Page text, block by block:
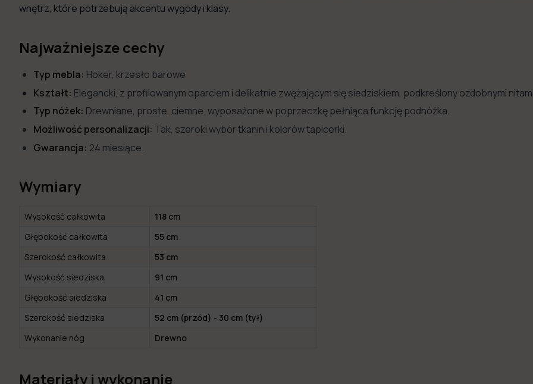
wnętrz, które potrzebują akcentu wygody i klasy.
Najważniejsze cechy
Typ mebla: Hoker, krzesło barowe
Kształt: Elegancki, z profilowanym oparciem i delikatnie zwężającym się siedziskiem, podkreślony ozdobnymi
Typ nóżek: Drewniane, proste, ciemne, wyposażone w poprzeczkę pełniąca funkcję podnóżka.
Możliwość personalizacji: Tak, szeroki wybór tkanin i kolorów tapicerki.
Gwarancja: 24 miesiące.
Wymiary
Wysokość całkowita
118 cm
Głębokość całkowita
55 cm
Szerokość całkowita
53 cm
Wysokość siedziska
91 cm
Głębokość siedziska
41 cm
Szerokość siedziska
52 cm (przód) - 30 cm (tył)
Wykonanie nóg
Drewno
Materiały i wykonanie